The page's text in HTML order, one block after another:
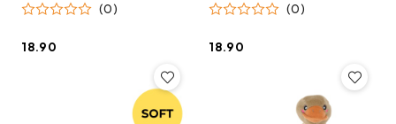
pomarańczowe (ø 12 cm)
(0)
Cena:
18.90
(ø 12 cm)
(0)
Cena:
18.90